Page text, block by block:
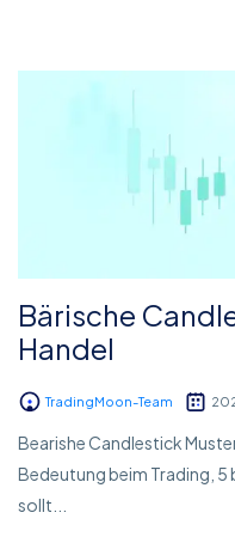
Bärische
Handel
TradingMoon-Team
Bearishe Candlestick
Bedeutung beim Trading, 5
sollt...